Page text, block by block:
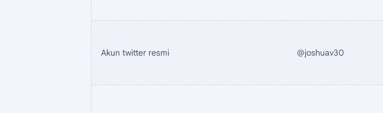
Akun twitter resmi @joshuav30